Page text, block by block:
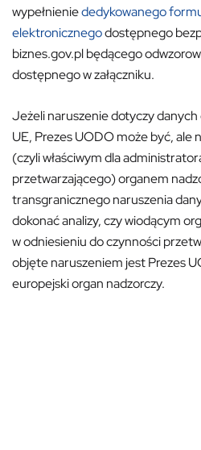
wypełnieniededykowanego
elektronicznegodostępnego
biznes.gov.pl będącego
dostępnego w załączniku.
Jeżeli naruszenie dotyczy
UE, Prezes UODO może być, ale
(czyli właściwym dla
przetwarzającego) organem
transgranicznego naruszenia
dokonać analizy, czy wiodącym
w odniesieniu do czynności
objęte naruszeniem jest Prezes
europejski organ nadzorczy.